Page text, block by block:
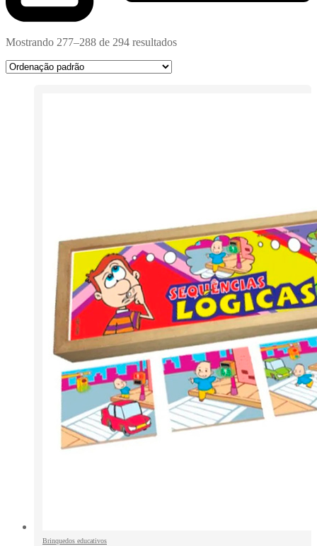
Mostrando 277–288 de 294 resultados
Brinquedos educativos